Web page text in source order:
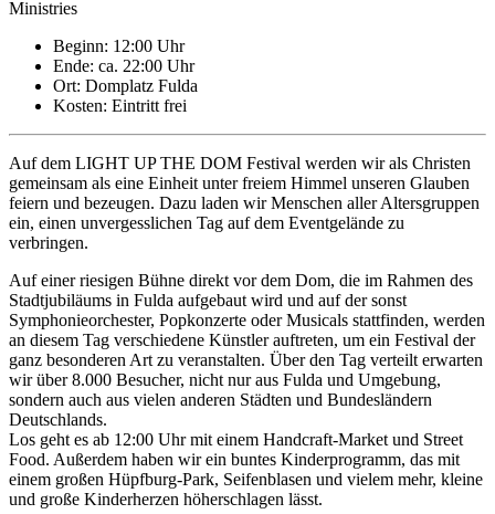
Ministries
Beginn: 12:00 Uhr
Ende: ca. 22:00 Uhr
Ort: Domplatz Fulda
Kosten: Eintritt frei
Auf dem LIGHT UP THE DOM Festival werden wir als Christen
gemeinsam als eine Einheit unter freiem Himmel unseren Glauben
feiern und bezeugen. Dazu laden wir Menschen aller Altersgruppen
ein, einen unvergesslichen Tag auf dem Eventgelände zu
verbringen.
Auf einer riesigen Bühne direkt vor dem Dom, die im Rahmen des
Stadtjubiläums in Fulda aufgebaut wird und auf der sonst
Symphonieorchester, Popkonzerte oder Musicals stattfinden, werden
an diesem Tag verschiedene Künstler auftreten, um ein Festival der
ganz besonderen Art zu veranstalten. Über den Tag verteilt erwarten
wir über 8.000 Besucher, nicht nur aus Fulda und Umgebung,
sondern auch aus vielen anderen Städten und Bundesländern
Deutschlands.
Los geht es ab 12:00 Uhr mit einem Handcraft-Market und Street
Food. Außerdem haben wir ein buntes Kinderprogramm, das mit
einem großen Hüpfburg-Park, Seifenblasen und vielem mehr, kleine
und große Kinderherzen höherschlagen lässt.